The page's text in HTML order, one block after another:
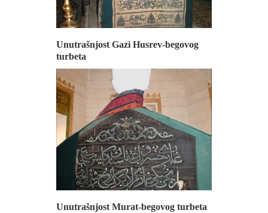
Unutrašnjost Gazi Husrev-begovog
turbeta
Unutrašnjost Murat-begovog turbeta